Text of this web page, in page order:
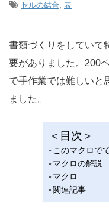
セルの結合, 表
書類づくりをしていて
要がありました。200
で手作業では難しいと
ました。
＜目次＞
このマクロで
マクロの解説
マクロ
関連記事